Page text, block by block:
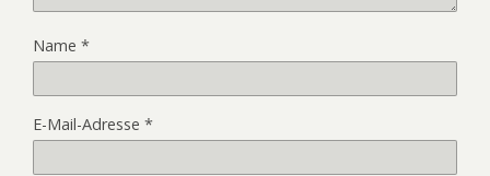
Name *
E-Mail-Adresse *